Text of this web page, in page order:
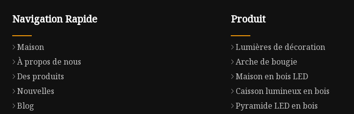
Navigation Rapide
Maison
À propos de nous
Des produits
Nouvelles
Blog
Produit
Lumières de décoration
Arche de bougie
Maison en bois LED
Caisson lumineux en bois
Pyramide LED en bois